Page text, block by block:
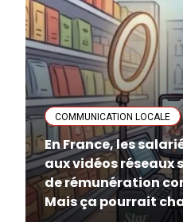
COMMUNICATION LOCALE
En France, les
aux vidéos réseaux
de rémunération
Mais ça pourrait